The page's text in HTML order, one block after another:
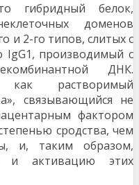
гибридный белок,
доменов
и 2-го типов, слитых с
IgG1, производимый с
ДНК.
как растворимый
связывающийся не
фактором
сродства, чем
и, таким образом,
и активацию этих